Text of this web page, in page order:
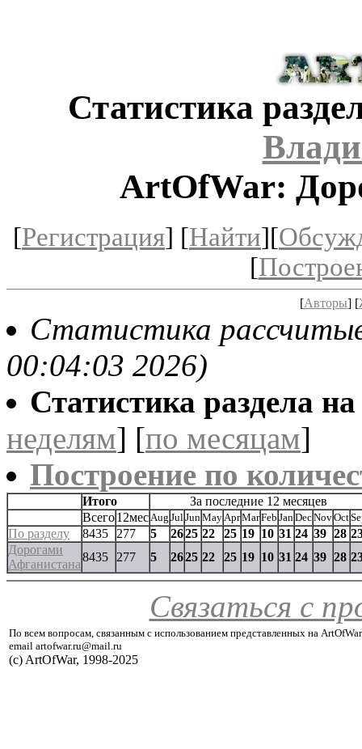
Статистика
ArtOfWar:
[Регистрация] [Найти][
[
[Авторы] [
Статистика
00:04:03 2026)
Статистика раздела
неделям] [по месяцам]
Построение по
Итого
За последние 12 месяцев
Всего12мес Aug Jul Jun May AprMarFeb Jan DecNovOct
По разделу 8435 277 5 2625 22 25 19 10 31 24 39 28
Дорогами
Афганистана
8435 277 5 2625 22 25 19 10 31 24 39 28
Связаться с
По всем вопросам, связанным с использованием представленных на
email artofwar.ru@mail.ru
(с) ArtOfWar, 1998-2025